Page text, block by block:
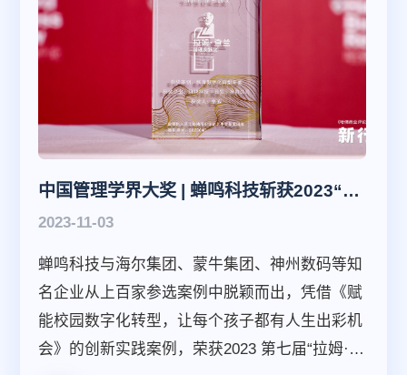
中国管理学界大奖 | 蝉鸣科技斩获2023“拉姆·查兰管理实践奖”
2023-11-03
蝉鸣科技与海尔集团、蒙牛集团、神州数码等知
名企业从上百家参选案例中脱颖而出，凭借《赋
能校园数字化转型，让每个孩子都有人生出彩机
会》的创新实践案例，荣获2023 第七届“拉姆·查